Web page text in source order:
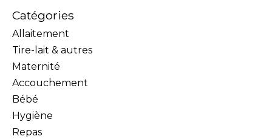
Catégories
Allaitement
Tire-lait & autres
Maternité
Accouchement
Bébé
Hygiène
Repas